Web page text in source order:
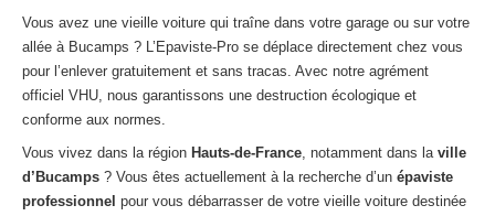
– Aube
02– Aisne
Tousles secteurs
CENTREVHU AGRÉE
Centreagréé VHU Paris 75 : casse auto avec destruction
Vous avez une vieille voiture qui traîne dans votre garage ou sur votre
allée à Bucamps ? L’Epaviste-Pro se déplace directement chez vous
pour l’enlever gratuitement et sans tracas. Avec notre agrément
officiel VHU, nous garantissons une destruction écologique et
conforme aux normes.
Vous vivez dans la région Hauts-de-France, notamment dans la ville
d’Bucamps ? Vous êtes actuellement à la recherche d’un épaviste
professionnel pour vous débarrasser de votre vieille voiture destinée